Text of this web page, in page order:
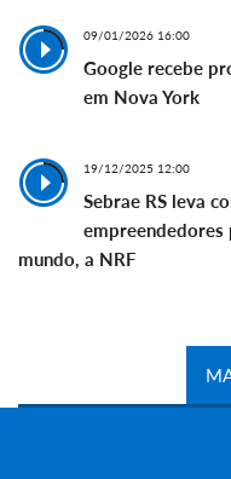
09/01/2026 16:00
Google recebe
em Nova York
19/12/2025 12:00
Sebrae RS leva
mundo, a NRF